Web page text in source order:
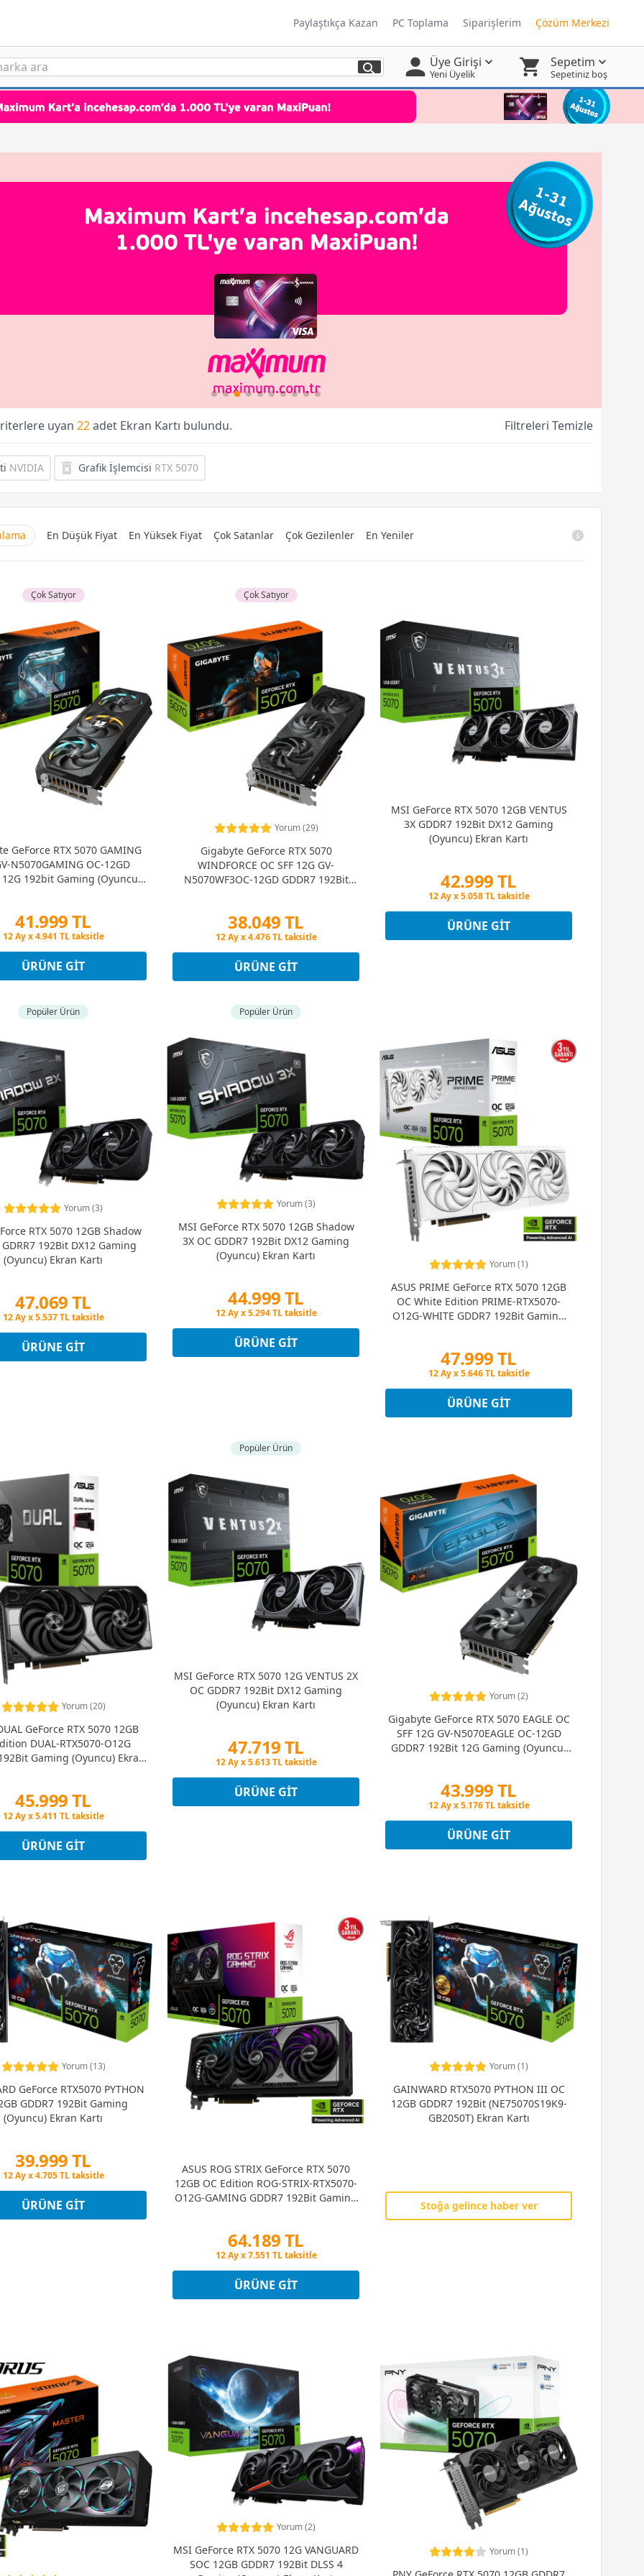
Paylaştıkça Kazan PC Toplama Siparişlerim Çözüm Merkezi
Üye Girişi
Yeni Üyelik
Sepetim
Sepetiniz boş
uyan 22adet Ekran Kartı bulundu. Filtreleri Temizle
NVIDIA Grafik İşlemcisi RTX 5070
En Düşük Fiyat En Yüksek Fiyat Çok Satanlar Çok Gezilenler En Yeniler
Çok Satıyor
GeForce RTX 5070 GAMING
N5070GAMING OC-12GD
12G 192bit Gaming (Oyuncu)
41.999 TL
Peşin Fiyatına 3 Taksit
Peşin Fiyatına 3 Taksit
ÜRÜNE GIT
Çok Satıyor
Yorum (29)
Gigabyte GeForce RTX 5070
WINDFORCE OC SFF 12G GV-
N5070WF3OC-12GD GDDR7 192Bit
38.049 TL
Peşin Fiyatına 3 Taksit
Peşin Fiyatına 3 Taksit
ÜRÜNE GIT
MSI GeForce RTX 5070 12GB VENTUS
3X GDDR7 192Bit DX12 Gaming
(Oyuncu) Ekran Kartı
42.999 TL
Peşin Fiyatına 3 Taksit
12 Ay x 5.058 TL taksitle
Peşin Fiyatına 3 Taksit
ÜRÜNE GIT
Popüler Ürün
Yorum (3)
RTX 5070 12GB Shadow
GDRR7 192Bit DX12 Gaming
(Oyuncu) Ekran Kartı
47.069 TL
Peşin Fiyatına 3 Taksit
Peşin Fiyatına 3 Taksit
ÜRÜNE GIT
Popüler Ürün
Yorum (3)
MSI GeForce RTX 5070 12GB Shadow
3X OC GDDR7 192Bit DX12 Gaming
(Oyuncu) Ekran Kartı
44.999 TL
Peşin Fiyatına 3 Taksit
12 Ay x 5.294 TL taksitle
Peşin Fiyatına 3 Taksit
ÜRÜNE GIT
Yorum (1)
ASUS PRIME GeForce RTX 5070 12GB
OC White Edition PRIME-RTX5070-
O12G-WHITE GDDR7 192Bit Gaming
47.999 TL
Peşin Fiyatına 3 Taksit
Peşin Fiyatına 3 Taksit
ÜRÜNE GIT
Yorum (20)
GeForce RTX 5070 12GB
DUAL-RTX5070-O12G
Gaming (Oyuncu) Ekran
45.999 TL
Peşin Fiyatına 3 Taksit
Peşin Fiyatına 3 Taksit
ÜRÜNE GIT
Popüler Ürün
MSI GeForce RTX 5070 12G VENTUS 2X
OC GDDR7 192Bit DX12 Gaming
(Oyuncu) Ekran Kartı
47.719 TL
Peşin Fiyatına 3 Taksit
Peşin Fiyatına 3 Taksit
ÜRÜNE GIT
Yorum (2)
Gigabyte GeForce RTX 5070 EAGLE OC
SFF 12G GV-N5070EAGLE OC-12GD
GDDR7 192Bit 12G Gaming (Oyuncu)
43.999 TL
Peşin Fiyatına 3 Taksit
Peşin Fiyatına 3 Taksit
ÜRÜNE GIT
Yorum (13)
GeForce RTX5070 PYTHON
GDDR7 192Bit Gaming
(Oyuncu) Ekran Kartı
39.999 TL
Peşin Fiyatına 3 Taksit
Peşin Fiyatına 3 Taksit
ÜRÜNE GIT
ASUS ROG STRIX GeForce RTX 5070
12GB OC Edition ROG-STRIX-RTX5070-
O12G-GAMING GDDR7 192Bit Gaming
64.189 TL
Peşin Fiyatına 3 Taksit
Peşin Fiyatına 3 Taksit
ÜRÜNE GIT
Yorum (1)
GAINWARD RTX5070 PYTHON III OC
12GB GDDR7 192Bit (NE75070S19K9-
GB2050T) Ekran Kartı
Stoğa gelince haber ver
Yorum (2)
MSI GeForce RTX 5070 12G VANGUARD
SOC 12GB GDDR7 192Bit DLSS 4
Yorum (1)